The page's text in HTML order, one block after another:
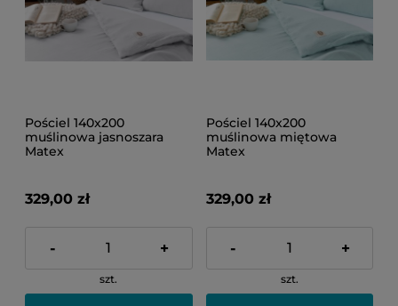
Pościel 140x200
muślinowa jasnoszara
Matex
329,00 zł
- +
szt.
Pościel 140x200
muślinowa miętowa
Matex
329,00 zł
- +
szt.